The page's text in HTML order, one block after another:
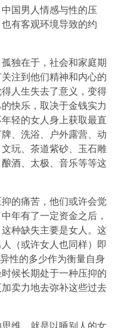
国男人情感与性的压
有客观环境导致的约
独在于，社会和家庭期
注到他们精神和内心的
人生失去了意义，变得
快乐，取决于金钱实力
轻的女人身上获取最直
、洗浴、户外露营、动
玩、茶道紫砂、玉石雕
酒、太极、音乐等等这
的痛苦，他们或许会觉
年有了一定资金之后，
种缺失主要是女人。这
（或许女人也同样）即
性的多少作为衡量自身
候长期处于一种压抑的
卖力地去弥补这些过去